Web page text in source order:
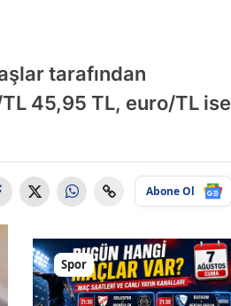
tarafından
45,95 TL, euro/TL ise
Abone Ol
Spor